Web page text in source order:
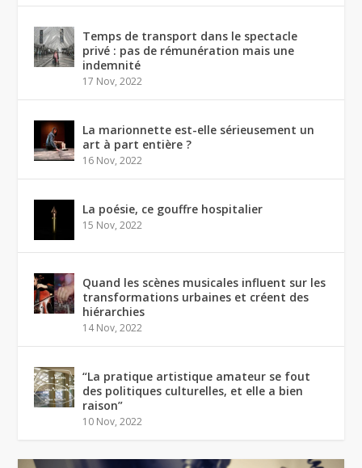
Temps de transport dans le spectacle
privé : pas de rémunération mais une
indemnité
17 Nov, 2022
La marionnette est-elle sérieusement un
art à part entière ?
16 Nov, 2022
La poésie, ce gouffre hospitalier
15 Nov, 2022
Quand les scènes musicales influent sur les
transformations urbaines et créent des
hiérarchies
14 Nov, 2022
“La pratique artistique amateur se fout
des politiques culturelles, et elle a bien
raison”
10 Nov, 2022